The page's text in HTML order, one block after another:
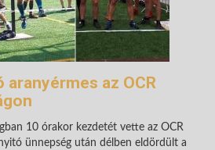
az OCR
10 órakor kezdetét vette az OCR
ünnepség után délben eldördült a